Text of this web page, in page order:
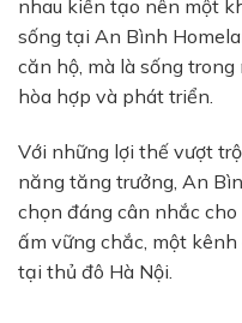
nhau kiến tạo nên một
sống tại An Bình
căn hộ, mà là sống
hòa hợp và phát triển.
Với những lợi thế vượt
năng tăng trưởng, An
chọn đáng cân nhắc
ấm vững chắc, một
tại thủ đô Hà Nội.